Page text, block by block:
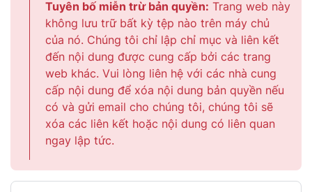
Tuyên bố miễn trừ bản quyền: Trang web này
không lưu trữ bất kỳ tệp nào trên máy chủ
của nó. Chúng tôi chỉ lập chỉ mục và liên kết
đến nội dung được cung cấp bởi các trang
web khác. Vui lòng liên hệ với các nhà cung
cấp nội dung để xóa nội dung bản quyền nếu
có và gửi email cho chúng tôi, chúng tôi sẽ
xóa các liên kết hoặc nội dung có liên quan
ngay lập tức.